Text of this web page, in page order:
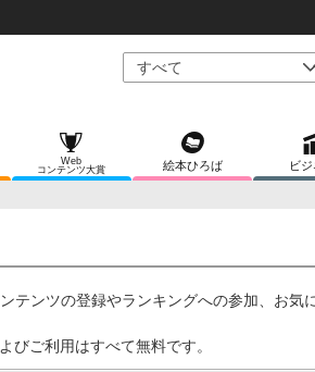
Web
コンテンツ大賞
絵本ひろば ビ
テンツの登録やランキングへの参加、お気
びご利用はすべて無料です。